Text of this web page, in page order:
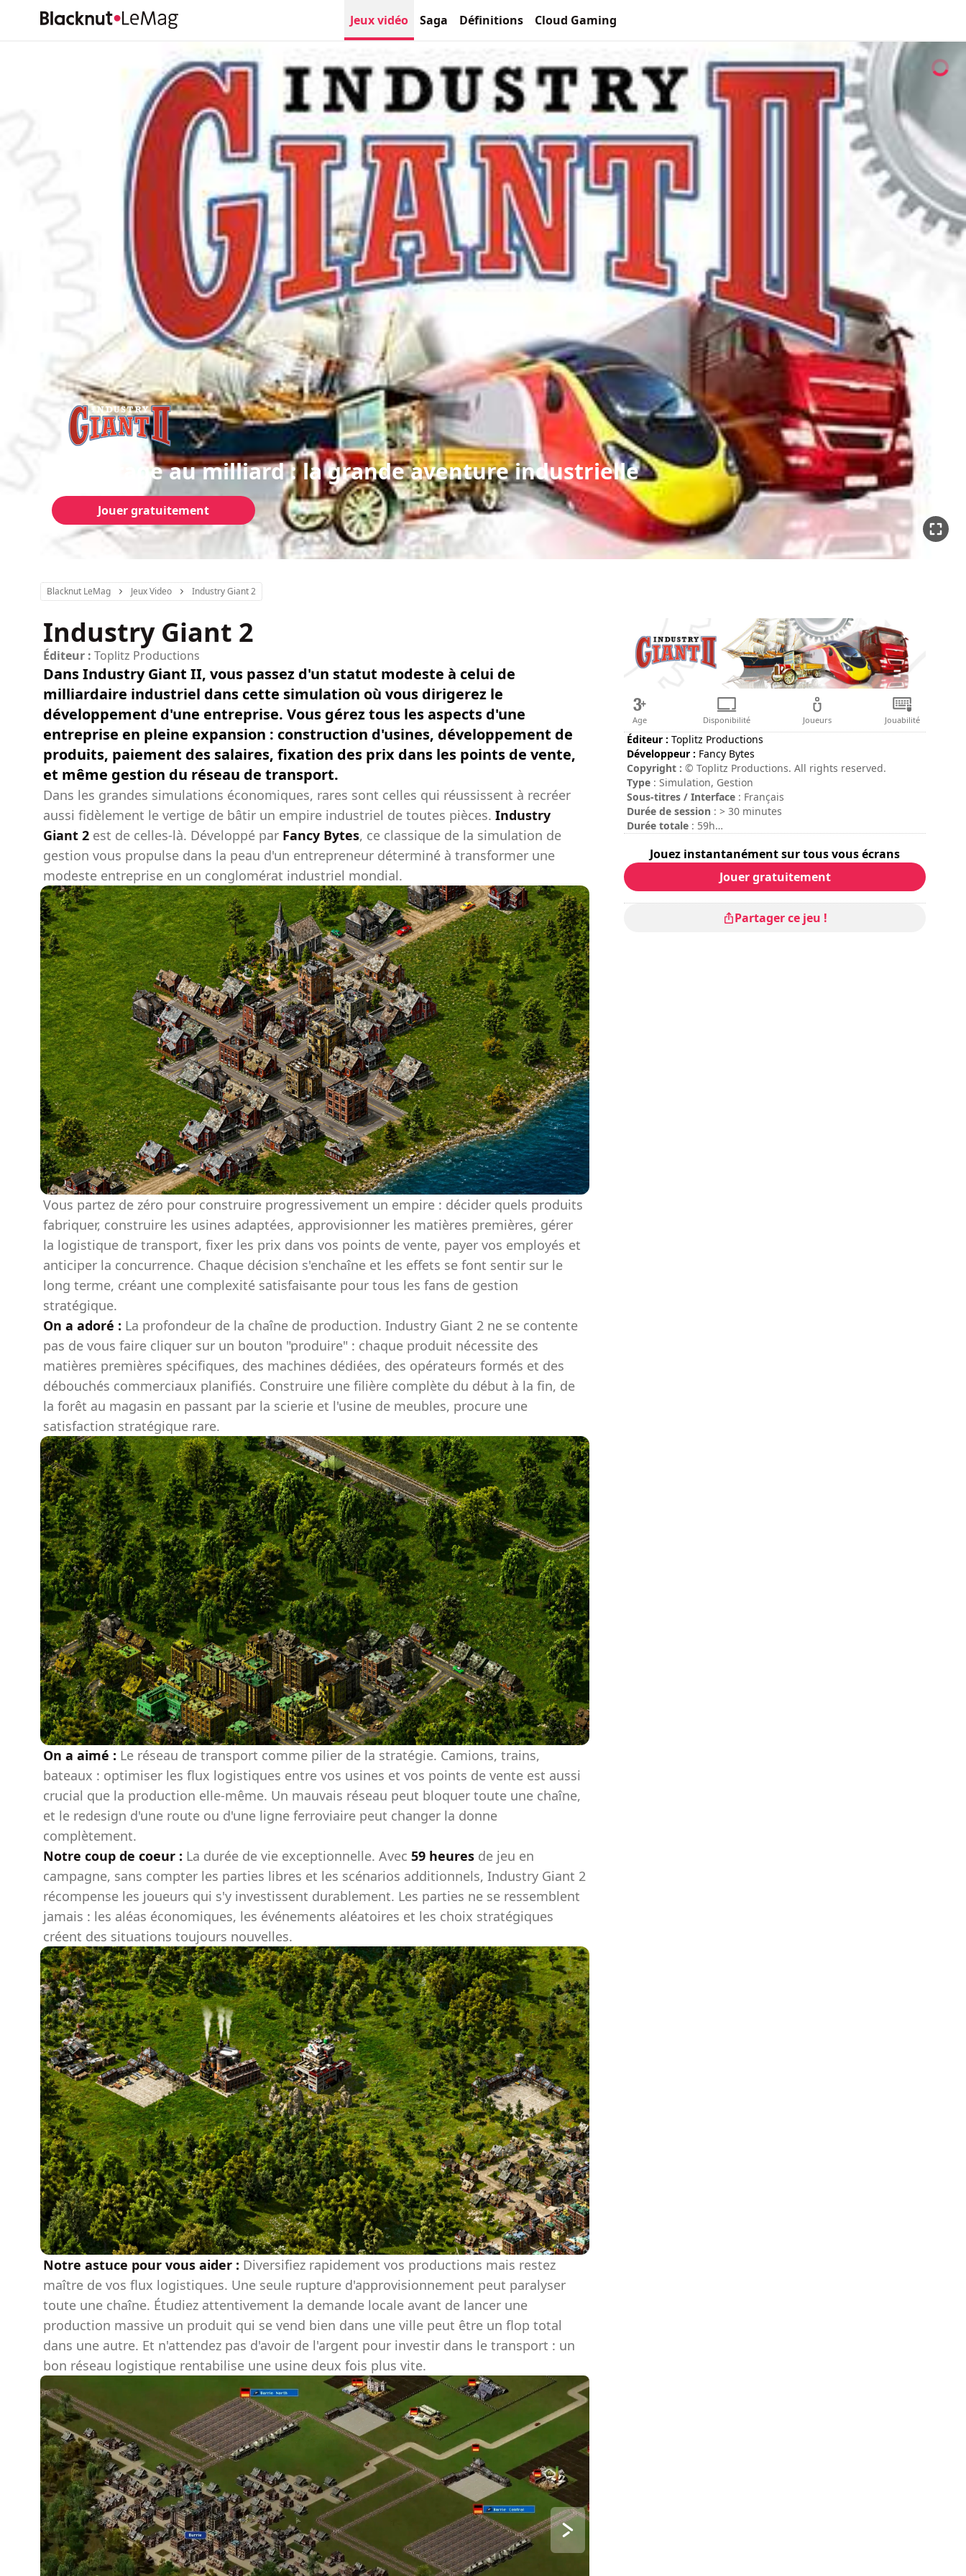
Jeux vidéo Saga Définitions Cloud Gaming
Du garage au milliard : la grande aventure industrielle
Jouer gratuitement
Blacknut LeMag Jeux Video Industry Giant 2
Industry Giant 2
Éditeur : Toplitz Productions
Dans Industry Giant II, vous passez d'un statut modeste à celui de
milliardaire industriel dans cette simulation où vous dirigerez le
développement d'une entreprise. Vous gérez tous les aspects d'une
entreprise en pleine expansion : construction d'usines, développement de
produits, paiement des salaires, fixation des prix dans les points de vente,
et même gestion du réseau de transport.
Dans les grandes simulations économiques, rares sont celles qui réussissent à recréer
aussi fidèlement le vertige de bâtir un empire industriel de toutes pièces. Industry
Giant 2 est de celles-là. Développé par Fancy Bytes, ce classique de la simulation de
gestion vous propulse dans la peau d'un entrepreneur déterminé à transformer une
modeste entreprise en un conglomérat industriel mondial.
Vous partez de zéro pour construire progressivement un empire : décider quels produits
fabriquer, construire les usines adaptées, approvisionner les matières premières, gérer
la logistique de transport, fixer les prix dans vos points de vente, payer vos employés et
anticiper la concurrence. Chaque décision s'enchaîne et les effets se font sentir sur le
long terme, créant une complexité satisfaisante pour tous les fans de gestion
stratégique.
On a adoré : La profondeur de la chaîne de production. Industry Giant 2 ne se contente
pas de vous faire cliquer sur un bouton "produire" : chaque produit nécessite des
matières premières spécifiques, des machines dédiées, des opérateurs formés et des
débouchés commerciaux planifiés. Construire une filière complète du début à la fin, de
la forêt au magasin en passant par la scierie et l'usine de meubles, procure une
satisfaction stratégique rare.
On a aimé : Le réseau de transport comme pilier de la stratégie. Camions, trains,
bateaux : optimiser les flux logistiques entre vos usines et vos points de vente est aussi
crucial que la production elle-même. Un mauvais réseau peut bloquer toute une chaîne,
et le redesign d'une route ou d'une ligne ferroviaire peut changer la donne
complètement.
Notre coup de coeur : La durée de vie exceptionnelle. Avec 59 heures de jeu en
campagne, sans compter les parties libres et les scénarios additionnels, Industry Giant 2
récompense les joueurs qui s'y investissent durablement. Les parties ne se ressemblent
jamais : les aléas économiques, les événements aléatoires et les choix stratégiques
créent des situations toujours nouvelles.
Notre astuce pour vous aider : Diversifiez rapidement vos productions mais restez
maître de vos flux logistiques. Une seule rupture d'approvisionnement peut paralyser
toute une chaîne. Étudiez attentivement la demande locale avant de lancer une
production massive un produit qui se vend bien dans une ville peut être un flop total
dans une autre. Et n'attendez pas d'avoir de l'argent pour investir dans le transport : un
bon réseau logistique rentabilise une usine deux fois plus vite.
Age Disponibilité Joueurs Jouabilité
Éditeur : Toplitz Productions
Développeur : Fancy Bytes
Copyright : © Toplitz Productions. All rights reserved.
Type : Simulation, Gestion
Sous-titres / Interface : Français
Durée de session : > 30 minutes
Durée totale : 59h
Jouez instantanément sur tous vous écrans
Jouer gratuitement
Partager ce jeu !